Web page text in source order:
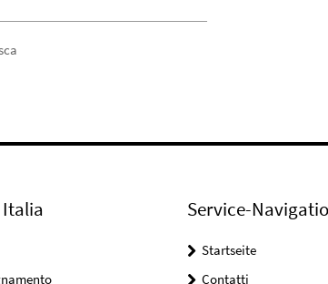
Italia Service-
Startseite
Contatti